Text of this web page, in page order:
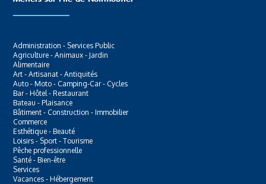
Administration - Services Public
Agriculture - Animaux - Jardin
Alimentaire
Art - Artisanat - Antiquités
Auto - Moto - Camping-Car - Cycles
Bar - Hôtel - Restaurant
Bateau - Plaisance
Bâtiment - Construction - Immobilier
Commerce
Esthétique - Beauté
Loisirs - Sport - Tourisme
Pêche professionnelle
Santé - Bien-être
Services
Vacances - Hébergement